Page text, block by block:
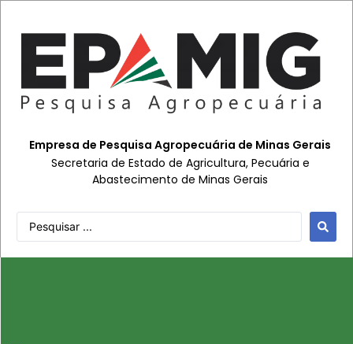
Empresa de Pesquisa Agropecuária de Minas Gerais
Secretaria de Estado de Agricultura, Pecuária e
Abastecimento de Minas Gerais